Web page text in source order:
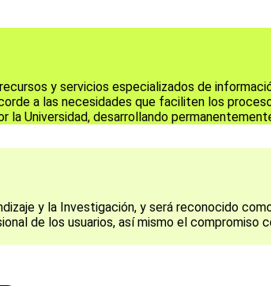
y servicios especializados de
a las necesidades que faciliten los
la Universidad, desarrollando
y la Investigación, y será reconocido
de los usuarios, así mismo el compromiso